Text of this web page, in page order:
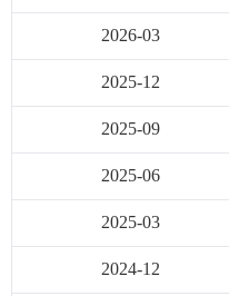
2026-03
2025-12
2025-09
2025-06
2025-03
2024-12